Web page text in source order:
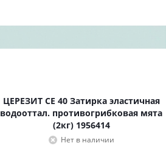
ЦЕРЕЗИТ CE 40 Затирка эластичная
водооттал. противогрибковая мята
(2кг) 1956414
Нет в наличии